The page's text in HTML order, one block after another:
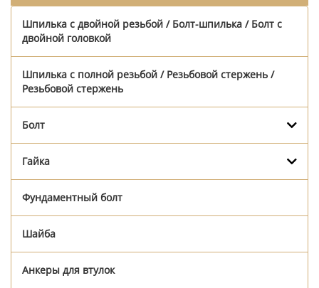
Шпилька с двойной резьбой / Болт-шпилька / Болт с
двойной головкой
Шпилька с полной резьбой / Резьбовой стержень /
Резьбовой стержень
Болт
Гайка
Фундаментный болт
Шайба
Анкеры для втулок